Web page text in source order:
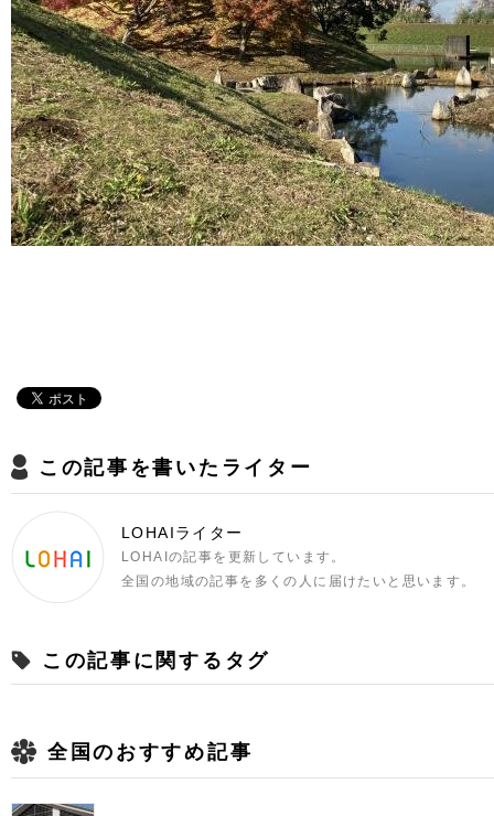
この記事を書いたライター
LOHAIライター
LOHAIの記事を更新しています。
全国の地域の記事を多くの人に届けたいと思います。
この記事に関するタグ
全国のおすすめ記事